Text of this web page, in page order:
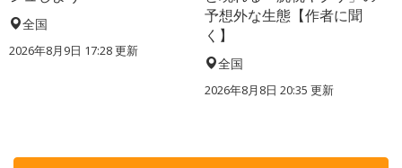
全国
2026年8月9日 17:28更新
予想外な生態【作者に聞
く】
全国
2026年8月8日 20:35 更新